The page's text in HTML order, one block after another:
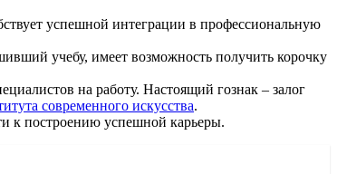
успешной интеграции в профессиональную
учебу, имеет возможность получить корочку
на работу. Настоящий гознак – залог
современного искусства.
к построению успешной карьеры.